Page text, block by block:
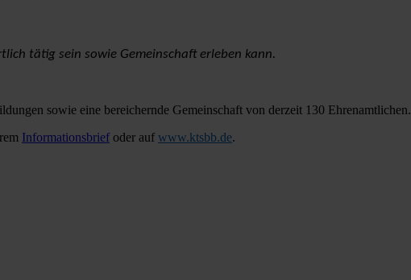
tätig sein sowie Gemeinschaft erleben kann.
sowie eine bereichernde Gemeinschaft von derzeit 130 Ehrenamtlichen.
Informationsbrief oder auf www.ktsbb.de.